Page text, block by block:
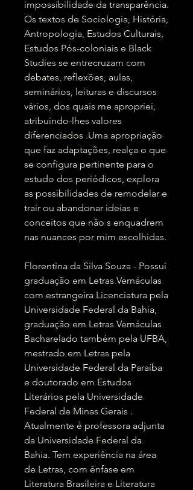
impossibilidade da transparência.
Os textos de Sociologia, História,
Antropologia, Estudos Culturais,
Estudos Pós-coloniais e Black
Studies se entrecruzam com
debates, reflexões, aulas,
seminários, leituras e discursos
vários, dos quais me apropriei,
atribuindo-lhes valores
diferenciados .Uma apropriação
que faz adaptações, realça o que
se configura pertinente para o
estudo dos periódicos, explora
as possibilidades de remodelar e
trair ou abandonar ideias e
conceitos que não s enquadrem
nas nuances por mim escolhidas.
Florentina da Silva Souza - Possui
graduação em Letras Vernáculas
com estrangeira Licenciatura pela
Universidade Federal da Bahia,
graduação em Letras Vernáculas
Bacharelado também pela UFBA,
mestrado em Letras pela
Universidade Federal da Paraíba
e doutorado em Estudos
Literários pela Universidade
Federal de Minas Gerais .
Atualmente é professora adjunta
da Universidade Federal da
Bahia. Tem experiência na área
de Letras, com ênfase em
Literatura Brasileira e Literatura